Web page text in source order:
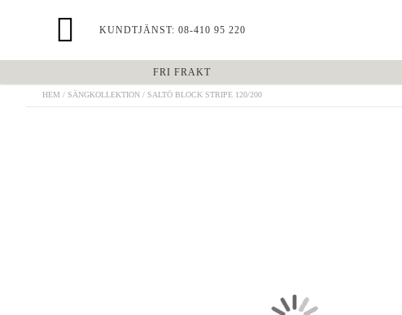
KUNDTJÄNST: 08-410 95 220
FRI FRAKT
HEM SÄNGKOLLEKTION SALTÖ BLOCK STRIPE 120/200